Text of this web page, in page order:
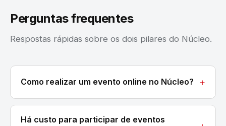
Perguntas frequentes
Respostas rápidas sobre os dois pilares do Núcleo.
Como realizar um evento online no Núcleo?
Há custo para participar de eventos